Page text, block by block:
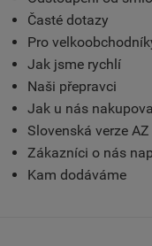
Časté dotazy
Pro
Jak jsme rychlí
Naši přepravci
Jak u nás
Slovenská verze
Zákazníci o nás
Kam dodáváme